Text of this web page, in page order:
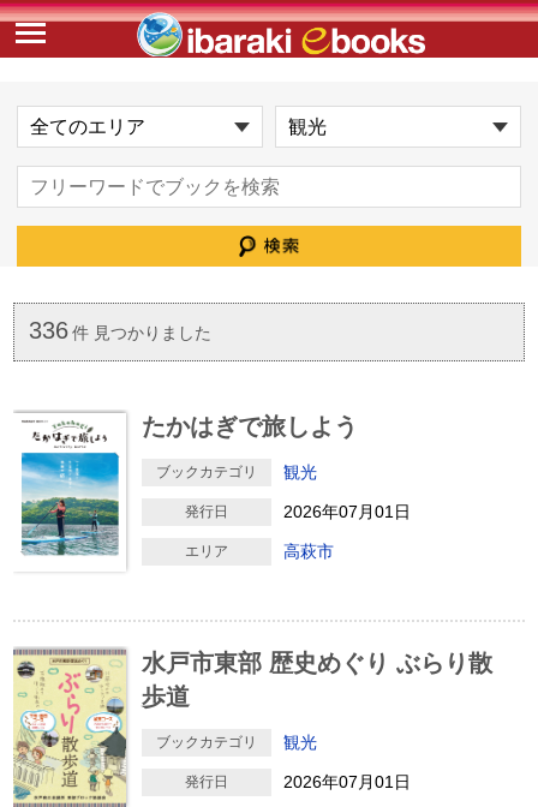
336 件 見つかりました
たかはぎで旅しよう
ブックカテゴリ 観光
発行日 2026年07月01日
エリア 高萩市
水戸市東部 歴史めぐり ぶらり散
歩道
ブックカテゴリ 観光
発行日 2026年07月01日